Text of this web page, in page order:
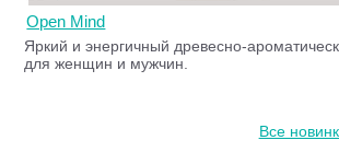
Open Mind
Яркий и энергичный древесно-
для женщин и мужчин.
Все